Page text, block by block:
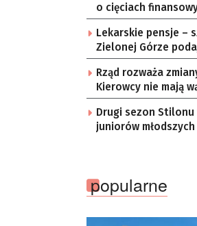
o cięciach
Lekarskie pensje –
Zielonej Górze
Rząd rozważa
Kierowcy nie mają
Drugi sezon Stilonu
juniorów
popularne